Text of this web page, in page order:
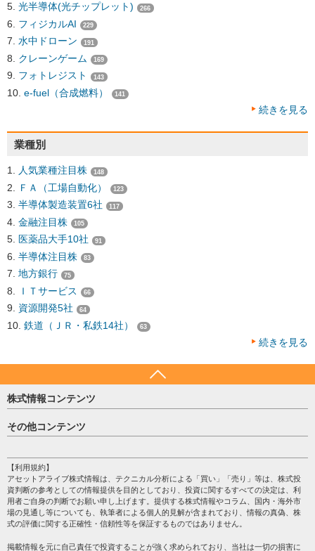
光半導体(光チップレット) 266
フィジカルAI 229
水中ドローン 191
クレーンゲーム 169
フォトレジスト 143
e-fuel（合成燃料） 141
続きを見る
業種別
人気業種注目株 148
ＦＡ（工場自動化） 123
半導体製造装置6社 117
金融注目株 105
医薬品大手10社 91
半導体注目株 83
地方銀行 75
ＩＴサービス 66
資源開発5社 64
鉄道（ＪＲ・私鉄14社） 63
続きを見る
株式情報コンテンツ
日経平均
売買シグナル
注目銘柄
株テーマ情報
海外市況
投資カレンダー
格付け情報
その他コンテンツ
個人情報保護方針
プライバシーポリシー
会社案内
サイトマップ
【利用規約】
アセットアライブ株式情報は、テクニカル分析による「買い」「売り」等は、株式投
資判断の参考としての情報提供を目的としており、投資に関するすべての決定は、利
用者ご自身の判断でお願い申し上げます。提供する株式情報やコラム、国内・海外市
場の見通し等についても、執筆者による個人的見解が含まれており、情報の真偽、株
式の評価に関する正確性・信頼性等を保証するものではありません。
掲載情報を元に自己責任で投資することが強く求められており、当社は一切の損害に